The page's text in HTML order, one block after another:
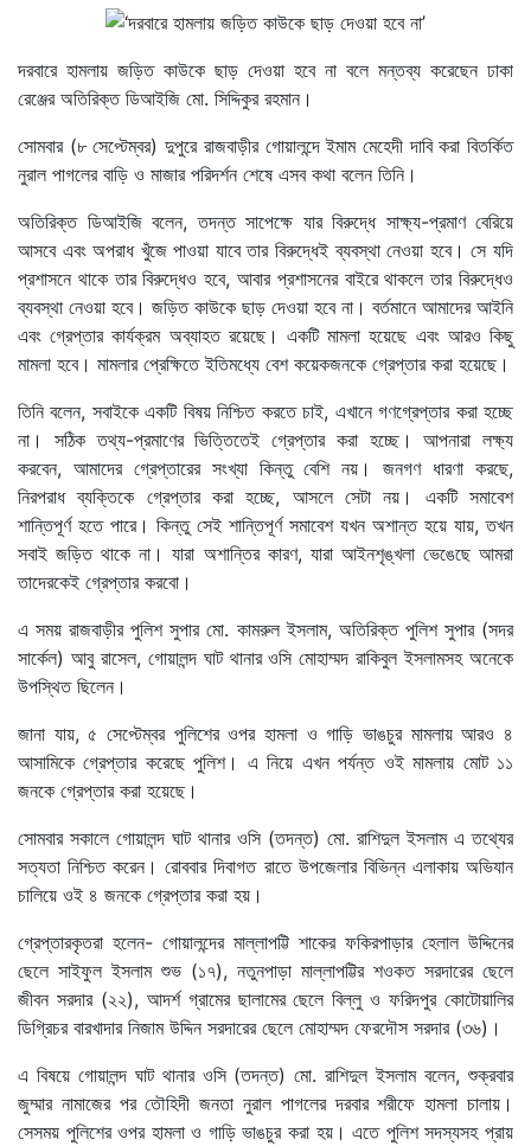
দরবারে হামলায় জড়িত কাউকে ছাড় দেওয়া হবে না বলে মন্তব্য করেছেন ঢাকা
রেঞ্জের অতিরিক্ত ডিআইজি মো. সিদ্দিকুর রহমান।
সোমবার (৮ সেপ্টেম্বর) দুপুরে রাজবাড়ীর গোয়ালন্দে ইমাম মেহেদী দাবি করা বিতর্কিত
নুরাল পাগলের বাড়ি ও মাজার পরিদর্শন শেষে এসব কথা বলেন তিনি।
অতিরিক্ত ডিআইজি বলেন, তদন্ত সাপেক্ষে যার বিরুদ্ধে সাক্ষ্য-প্রমাণ বেরিয়ে
আসবে এবং অপরাধ খুঁজে পাওয়া যাবে তার বিরুদ্ধেই ব্যবস্থা নেওয়া হবে। সে যদি
প্রশাসনে থাকে তার বিরুদ্ধেও হবে, আবার প্রশাসনের বাইরে থাকলে তার বিরুদ্ধেও
ব্যবস্থা নেওয়া হবে। জড়িত কাউকে ছাড় দেওয়া হবে না। বর্তমানে আমাদের আইনি
এবং গ্রেপ্তার কার্যক্রম অব্যাহত রয়েছে। একটি মামলা হয়েছে এবং আরও কিছু
মামলা হবে। মামলার প্রেক্ষিতে ইতিমধ্যে বেশ কয়েকজনকে গ্রেপ্তার করা হয়েছে।
তিনি বলেন, সবাইকে একটি বিষয় নিশ্চিত করতে চাই, এখানে গণগ্রেপ্তার করা হচ্ছে
না। সঠিক তথ্য-প্রমাণের ভিত্তিতেই গ্রেপ্তার করা হচ্ছে। আপনারা লক্ষ্য
করবেন, আমাদের গ্রেপ্তারের সংখ্যা কিন্তু বেশি নয়। জনগণ ধারণা করছে,
নিরপরাধ ব্যক্তিকে গ্রেপ্তার করা হচ্ছে, আসলে সেটা নয়। একটি সমাবেশ
শান্তিপূর্ণ হতে পারে। কিন্তু সেই শান্তিপূর্ণ সমাবেশ যখন অশান্ত হয়ে যায়, তখন
সবাই জড়িত থাকে না। যারা অশান্তির কারণ, যারা আইনশৃঙ্খলা ভেঙেছে আমরা
তাদেরকেই গ্রেপ্তার করবো।
এ সময় রাজবাড়ীর পুলিশ সুপার মো. কামরুল ইসলাম, অতিরিক্ত পুলিশ সুপার (সদর
সার্কেল) আবু রাসেল, গোয়ালন্দ ঘাট থানার ওসি মোহাম্মদ রাকিবুল ইসলামসহ অনেকে
উপস্থিত ছিলেন।
জানা যায়, ৫ সেপ্টেম্বর পুলিশের ওপর হামলা ও গাড়ি ভাঙচুর মামলায় আরও ৪
আসামিকে গ্রেপ্তার করেছে পুলিশ। এ নিয়ে এখন পর্যন্ত ওই মামলায় মোট ১১
জনকে গ্রেপ্তার করা হয়েছে।
সোমবার সকালে গোয়ালন্দ ঘাট থানার ওসি (তদন্ত) মো. রাশিদুল ইসলাম এ তথ্যের
সত্যতা নিশ্চিত করেন। রোববার দিবাগত রাতে উপজেলার বিভিন্ন এলাকায় অভিযান
চালিয়ে ওই ৪ জনকে গ্রেপ্তার করা হয়।
গ্রেপ্তারকৃতরা হলেন- গোয়ালন্দের মাল্লাপট্টি শাকের ফকিরপাড়ার হেলাল উদ্দিনের
ছেলে সাইফুল ইসলাম শুভ (১৭), নতুনপাড়া মাল্লাপট্টির শওকত সরদারের ছেলে
জীবন সরদার (২২), আদর্শ গ্রামের ছালামের ছেলে বিল্লু ও ফরিদপুর কোটোয়ালির
ডিগ্রিচর বারখাদার নিজাম উদ্দিন সরদারের ছেলে মোহাম্মদ ফেরদৌস সরদার (৩৬)।
এ বিষয়ে গোয়ালন্দ ঘাট থানার ওসি (তদন্ত) মো. রাশিদুল ইসলাম বলেন, শুক্রবার
জুম্মার নামাজের পর তৌহিদী জনতা নুরাল পাগলের দরবার শরীফে হামলা চালায়।
সেসময় পুলিশের ওপর হামলা ও গাড়ি ভাঙচুর করা হয়। এতে পুলিশ সদস্যসহ প্রায়